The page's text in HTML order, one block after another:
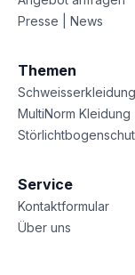
Presse | News
Themen
Schweisserkleidung
MultiNorm Kleidung
Service
Kontaktformular
Über uns